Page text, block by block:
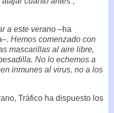
a este verano –ha
Hemos comenzado con
mascarillas al aire libre,
No lo echemos a
inmunes al virus, no a los
Tráfico ha dispuesto los